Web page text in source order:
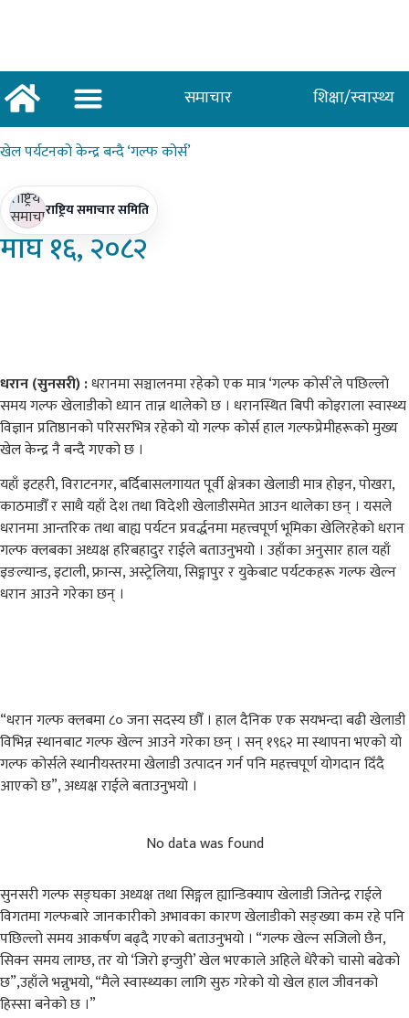
समाचार शिक्षा/स्वास्थ्य
खेलपर्यटनको केन्द्र बन्दै ‘गल्फ कोर्स’
राष्ट्रिय समाचार समिति
माघ१६, २०८२
धरान (सुनसरी) :धरानमा सञ्चालनमा रहेको एक मात्र ‘गल्फ कोर्स’ले पछिल्लो
समय गल्फ खेलाडीको ध्यान तान्न थालेको छ । धरानस्थित बिपी कोइराला स्वास्थ्य
विज्ञान प्रतिष्ठानको परिसरभित्र रहेको यो गल्फ कोर्स हाल गल्फप्रेमीहरूको मुख्य
खेल केन्द्र नै बन्दै गएको छ ।
यहाँ इटहरी, विराटनगर, बर्दिबासलगायत पूर्वी क्षेत्रका खेलाडी मात्र होइन, पोखरा,
काठमाडौँ र साथै यहाँ देश तथा विदेशी खेलाडीसमेत आउन थालेका छन् । यसले
धरानमा आन्तरिक तथा बाह्य पर्यटन प्रवर्द्धनमा महत्त्वपूर्ण भूमिका खेलिरहेको धरान
गल्फ क्लबका अध्यक्ष हरिबहादुर राईले बताउनुभयो । उहाँका अनुसार हाल यहाँ
इङल्यान्ड, इटाली, फ्रान्स, अस्ट्रेलिया, सिङ्गापुर र युकेबाट पर्यटकहरू गल्फ खेल्न
धरान आउने गरेका छन् ।
“धरान गल्फ क्लबमा ८० जना सदस्य छौँ । हाल दैनिक एक सयभन्दा बढी खेलाडी
विभिन्न स्थानबाट गल्फ खेल्न आउने गरेका छन् । सन् १९६२ मा स्थापना भएको यो
गल्फ कोर्सले स्थानीयस्तरमा खेलाडी उत्पादन गर्न पनि महत्त्वपूर्ण योगदान दिँदै
आएको छ”, अध्यक्ष राईले बताउनुभयो ।
No data was found
सुनसरी गल्फ सङ्घका अध्यक्ष तथा सिङ्गल ह्यान्डिक्याप खेलाडी जितेन्द्र राईले
विगतमा गल्फबारे जानकारीको अभावका कारण खेलाडीको सङ्ख्या कम रहे पनि
पछिल्लो समय आकर्षण बढ्दै गएको बताउनुभयो । “गल्फ खेल्न सजिलो छैन,
सिक्न समय लाग्छ, तर यो ‘जिरो इन्जुरी’ खेल भएकाले अहिले धेरैको चासो बढेको
छ”,उहाँले भन्नुभयो, “मैले स्वास्थ्यका लागि सुरु गरेको यो खेल हाल जीवनको
हिस्सा बनेको छ ।”